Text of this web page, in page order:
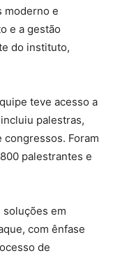
moderno e
e a gestão
do instituto,
teve acesso a
palestras,
Foram
palestrantes e
soluções em
com ênfase
de